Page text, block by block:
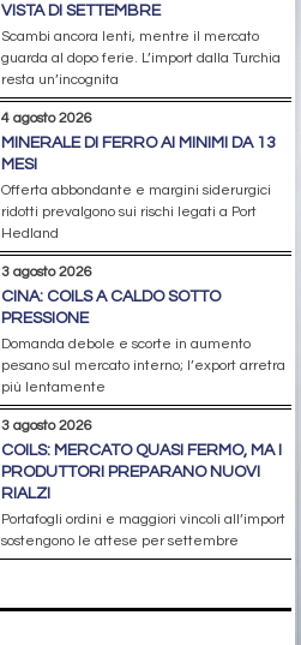
VISTA DI SETTEMBRE
Scambi ancora lenti, mentre il mercato
guarda al dopo ferie. L’import dalla Turchia
resta un’incognita
4 agosto 2026
MINERALE DI FERRO AI MINIMI DA 13
MESI
Offerta abbondante e margini siderurgici
ridotti prevalgono sui rischi legati a Port
Hedland
3 agosto 2026
CINA: COILS A CALDO SOTTO
PRESSIONE
Domanda debole e scorte in aumento
pesano sul mercato interno; l’export arretra
più lentamente
3 agosto 2026
COILS: MERCATO QUASI FERMO, MA I
PRODUTTORI PREPARANO NUOVI
RIALZI
Portafogli ordini e maggiori vincoli all’import
sostengono le attese per settembre